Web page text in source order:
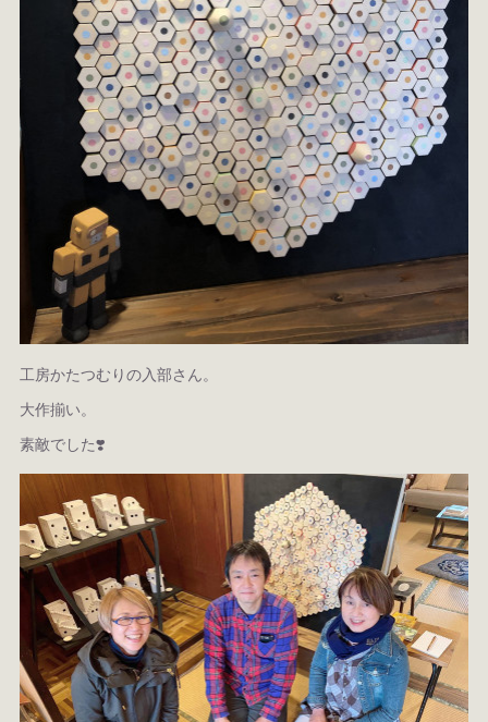
工房かたつむりの入部さん。
大作揃い。
素敵でした❣️